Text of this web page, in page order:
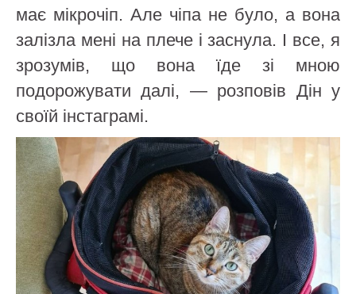
має мікрочіп. Але чіпа не було, а вона
залізла мені на плече і заснула. І все, я
зрозумів, що вона їде зі мною
подорожувати далі, — розповів Дін у
своїй інстаграмі.